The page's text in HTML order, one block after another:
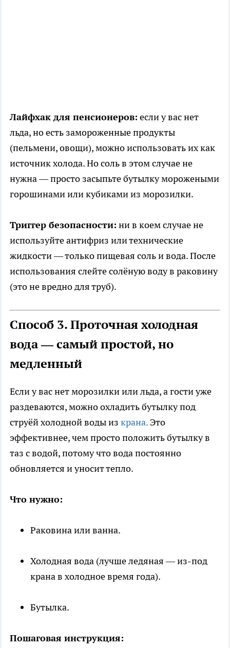
Лайфхак для пенсионеров: если у вас нет
льда, но есть замороженные продукты
(пельмени, овощи), можно использовать их как
источник холода. Но соль в этом случае не
нужна — просто засыпьте бутылку морожеными
горошинами или кубиками из морозилки.
Триггер безопасности: ни в коем случае не
используйте антифриз или технические
жидкости — только пищевая соль и вода. После
использования слейте солёную воду в раковину
(это не вредно для труб).
Способ 3. Проточная холодная
вода — самый простой, но
медленный
Если у вас нет морозилки или льда, а гости уже
раздеваются, можно охладить бутылку под
струёй холодной воды из крана. Это
эффективнее, чем просто положить бутылку в
таз с водой, потому что вода постоянно
обновляется и уносит тепло.
Что нужно:
Раковина или ванна.
Холодная вода (лучше ледяная — из-под
крана в холодное время года).
Бутылка.
Пошаговая инструкция: